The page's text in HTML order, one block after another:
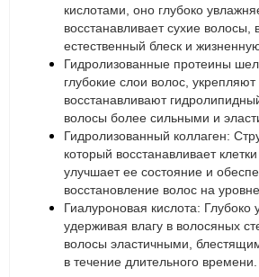
кислотами, оно глубоко
восстанавливает сухие
естественный блеск и
Гидролизованные протеины
глубокие слои волос, укрепляют
восстанавливают
волосы более сильными и
Гидролизованный коллаген:
который восстанавливает
улучшает ее состояние и
восстановление волос на
Гиалуроновая кислота: Глубоко
удерживая влагу в волосяных
волосы эластичными,
в течение длительного времени.